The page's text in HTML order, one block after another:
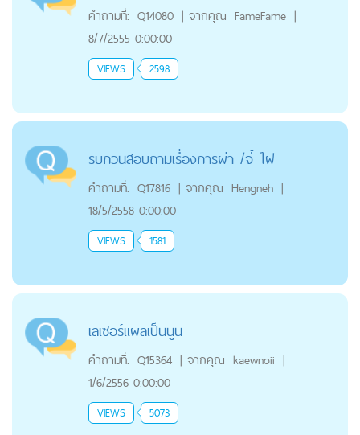
คำถามที่: Q14080 | จากคุณ FameFame |
8/7/2555 0:00:00
VIEWS 2598
รบกวนสอบถามเรื่องการผ่า /จี้ ไฝ
คำถามที่: Q17816 | จากคุณ Hengneh |
18/5/2558 0:00:00
VIEWS 1581
เลเซอร์แผลเป็นนูน
คำถามที่: Q15364 | จากคุณ kaewnoii |
1/6/2556 0:00:00
VIEWS 5073